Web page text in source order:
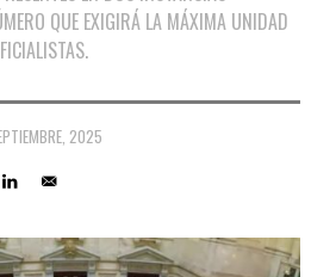
QUE EXIGIRÁ LA MÁXIMA UNIDAD
2025